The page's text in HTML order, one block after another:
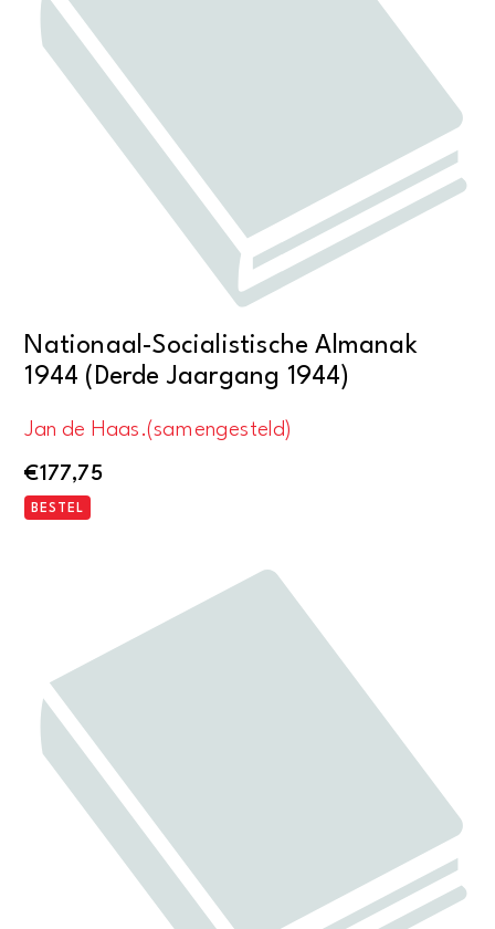
Nationaal-Socialistische Almanak
1944 (Derde Jaargang 1944)
Jan de Haas.(samengesteld)
€177,75
BESTEL